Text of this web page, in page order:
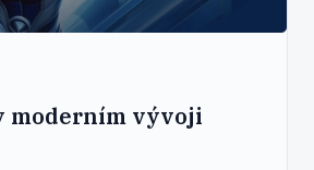
moderním vývoji